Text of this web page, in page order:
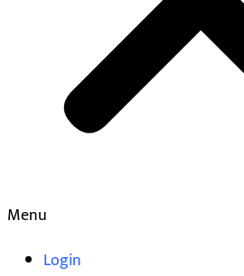
Menu
Login